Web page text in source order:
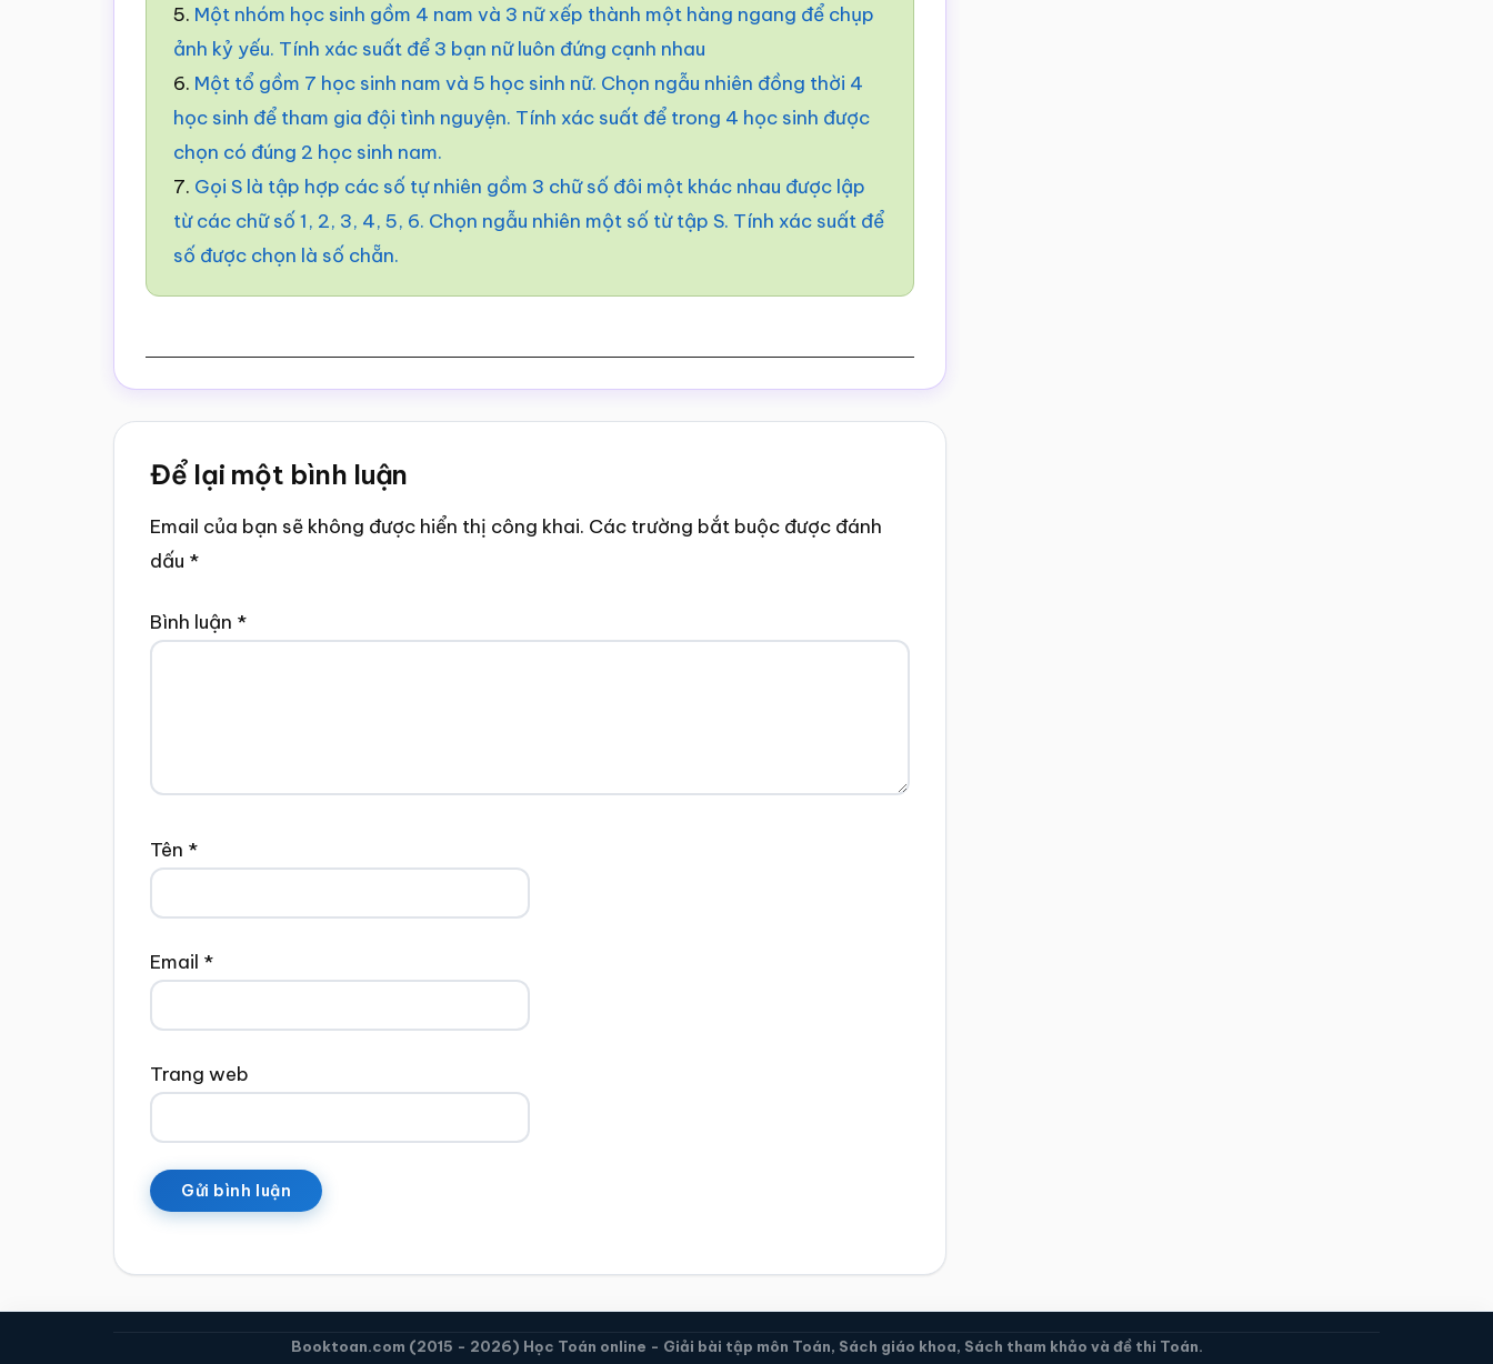
5. Một nhóm học sinh gồm 4 nam và 3 nữ xếp thành một hàng ngang để chụp
ảnh kỷ yếu. Tính xác suất để 3 bạn nữ luôn đứng cạnh nhau
6. Một tổ gồm 7 học sinh nam và 5 học sinh nữ. Chọn ngẫu nhiên đồng thời 4
học sinh để tham gia đội tình nguyện. Tính xác suất để trong 4 học sinh được
chọn có đúng 2 học sinh nam.
7. Gọi S là tập hợp các số tự nhiên gồm 3 chữ số đôi một khác nhau được lập
từ các chữ số 1, 2, 3, 4, 5, 6. Chọn ngẫu nhiên một số từ tập S. Tính xác suất để
số được chọn là số chẵn.
Reader
Interactions
Để lại một bình luận
Email của bạn sẽ không được hiển thị công khai. Các trường bắt buộc được đánh
dấu *
Bình luận *
Tên *
Email *
Trang web
Booktoan.com (2015 - 2026) Học Toán online - Giải bài tập môn Toán, Sách giáo khoa, Sách tham khảo và đề thi Toán.